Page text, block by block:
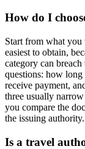
How do I
Start from what
easiest to obtain,
category can
questions: how
receive payment,
three usually
you compare the
the issuing authority.
Is a travel